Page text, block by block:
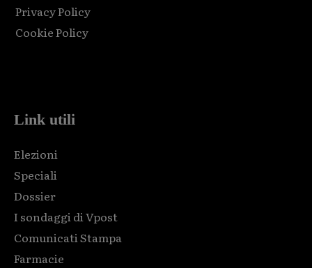
Privacy Policy
Cookie Policy
Link utili
Elezioni
Speciali
Dossier
I sondaggi di Vpost
Comunicati Stampa
Farmacie